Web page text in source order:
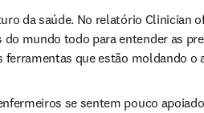
da saúde. No relatório Clinician
mundo todo para entender as
ferramentas que estão moldando o
se sentem pouco